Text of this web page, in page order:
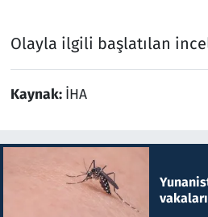
Olayla ilgili başlatılan
Kaynak: İHA